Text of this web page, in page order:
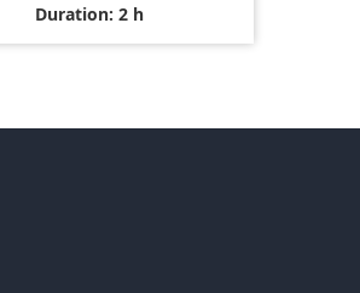
Duration: 2 h